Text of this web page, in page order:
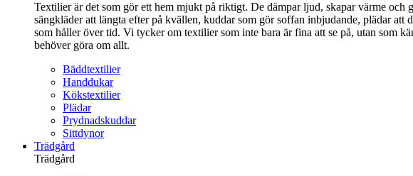
Textilier är det som gör ett hem mjukt på riktigt. De dämpar ljud, skapar värme
sängkläder att längta efter på kvällen, kuddar som gör soffan inbjudande, plädar
som håller över tid. Vi tycker om textilier som inte bara är fina att se på, utan som
behöver göra om allt.
Bäddtextilier
Handdukar
Kökstextilier
Plädar
Prydnadskuddar
Sittdynor
Trädgård
Trädgård